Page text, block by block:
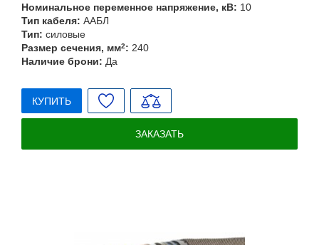
Номинальное переменное напряжение, кВ: 10
Тип кабеля: ААБЛ
Тип: силовые
Размер сечения, мм2: 240
Наличие брони: Да
КУПИТЬ
ЗАКАЗАТЬ